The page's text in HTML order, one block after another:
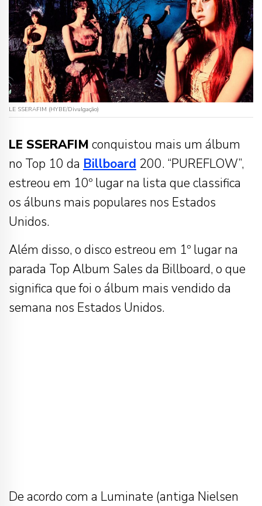
LE SSERAFIM (HYBE/Divulgação)
LE SSERAFIM conquistou mais um álbum
no Top 10 da Billboard 200. “PUREFLOW”,
estreou em 10º lugar na lista que classifica
os álbuns mais populares nos Estados
Unidos.
Além disso, o disco estreou em 1º lugar na
parada Top Album Sales da Billboard, o que
significa que foi o álbum mais vendido da
semana nos Estados Unidos.
De acordo com a Luminate (antiga Nielsen